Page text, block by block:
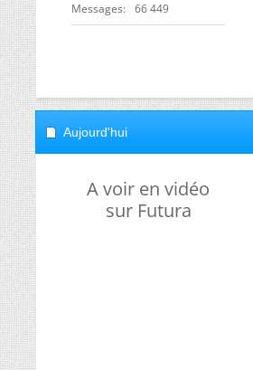
Messages 66 449
Aujourd'hui
A voir en vidéo
sur Futura